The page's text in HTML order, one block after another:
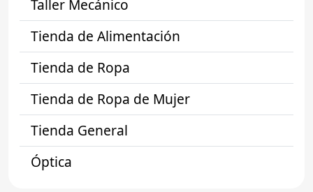
Taller Mecánico
Tienda de Alimentación
Tienda de Ropa
Tienda de Ropa de Mujer
Tienda General
Óptica